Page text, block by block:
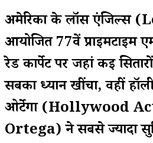
अमेरिका के लॉस एंजिल्स
आयोजित 77वें प्राइमटाइम
रेड कार्पेट पर जहां कई
सबका ध्यान खींचा, वहीं
ओर्टेगा (Hollywood
Ortega) ने सबसे ज्यादा